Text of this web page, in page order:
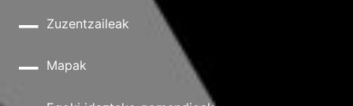
Zuzentzaileak
Mapak